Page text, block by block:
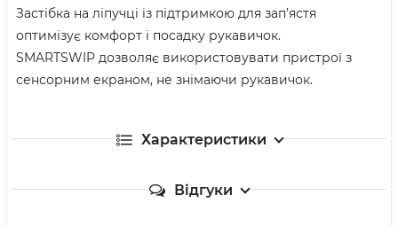
Застібка на ліпучці із підтримкою для зап’ястя
оптимізує комфорт і посадку рукавичок.
SMARTSWIP дозволяє використовувати пристрої з
сенсорним екраном, не знімаючи рукавичок.
Характеристики
Відгуки